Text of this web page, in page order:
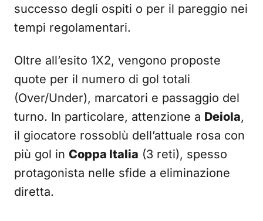
successo degli ospiti o per il pareggio nei
tempi regolamentari.
Oltre all’esito 1X2, vengono proposte
quote per il numero di gol totali
(Over/Under), marcatori e passaggio del
turno. In particolare, attenzione a Deiola,
il giocatore rossoblù dell’attuale rosa con
più gol in Coppa Italia (3 reti), spesso
protagonista nelle sfide a eliminazione
diretta.